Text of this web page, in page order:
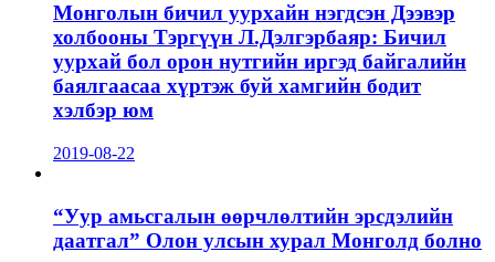
Монголын бичил уурхайн нэгдсэн Дээвэр
холбооны Тэргүүн Л.Дэлгэрбаяр: Бичил
уурхай бол орон нутгийн иргэд байгалийн
баялгаасаа хүртэж буй хамгийн бодит
хэлбэр юм
2019-08-22
“Уур амьсгалын өөрчлөлтийн эрсдэлийн
даатгал” Олон улсын хурал Монголд болно